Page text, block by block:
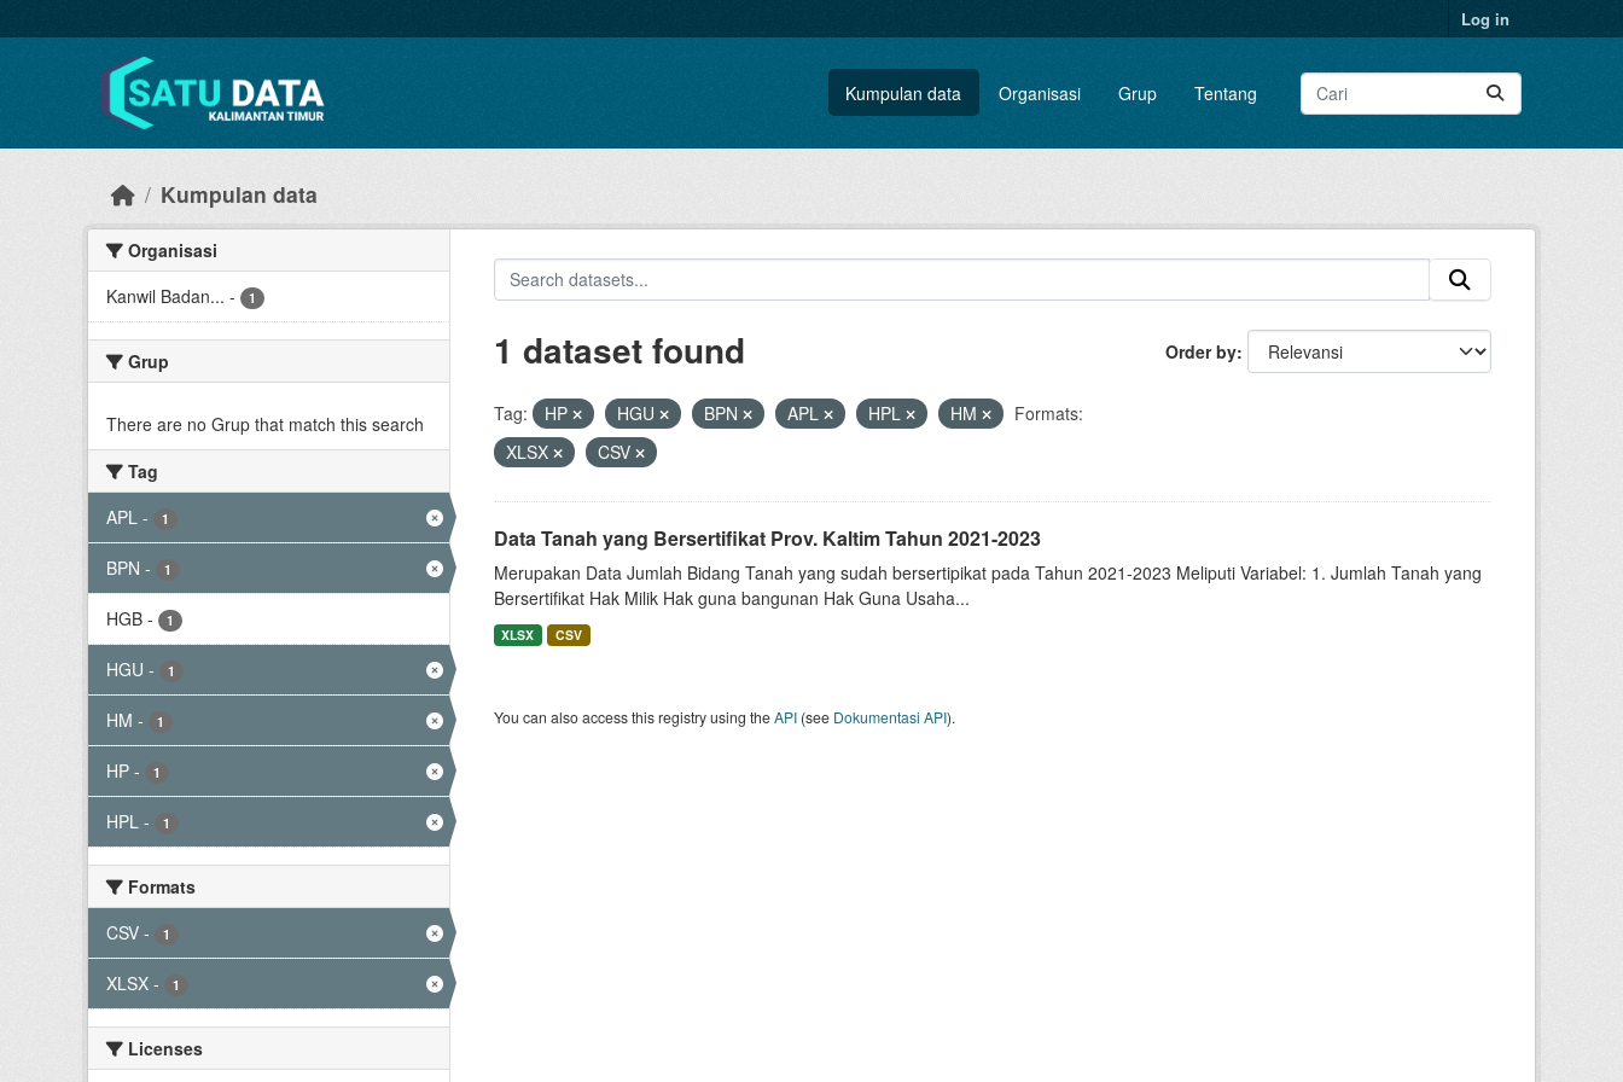
Log in
Kumpulan data Organisasi Grup Tentang
Kumpulan data
Organisasi
Kanwil Badan... - 1
Grup
There are no Grup that match this search
Tag
APL - 1
BPN - 1
HGB - 1
HGU - 1
HM - 1
HP - 1
HPL - 1
Formats
CSV - 1
XLSX - 1
Licenses
Order by
1 dataset found
Tag: HP HGU BPN APL HPL HM
Formats:
XLSX
CSV
Data Tanah yang Bersertifikat Prov. Kaltim Tahun 2021-2023
Merupakan Data Jumlah Bidang Tanah yang sudah bersertipikat pada Tahun 2021-2023 Meliputi Variabel: 1. Jumlah Tanah yang
Bersertifikat Hak Milik Hak guna bangunan Hak Guna Usaha...
XLSX CSV
You can also access this registry using theAPI(see Dokumentasi API).